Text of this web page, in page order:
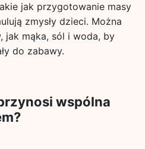
jak przygotowanie masy
zmysły dzieci. Można
jak mąka, sól i woda, by
do zabawy.
wspólna